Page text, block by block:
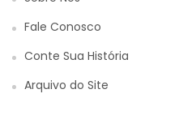
Fale Conosco
Conte Sua História
Arquivo do Site